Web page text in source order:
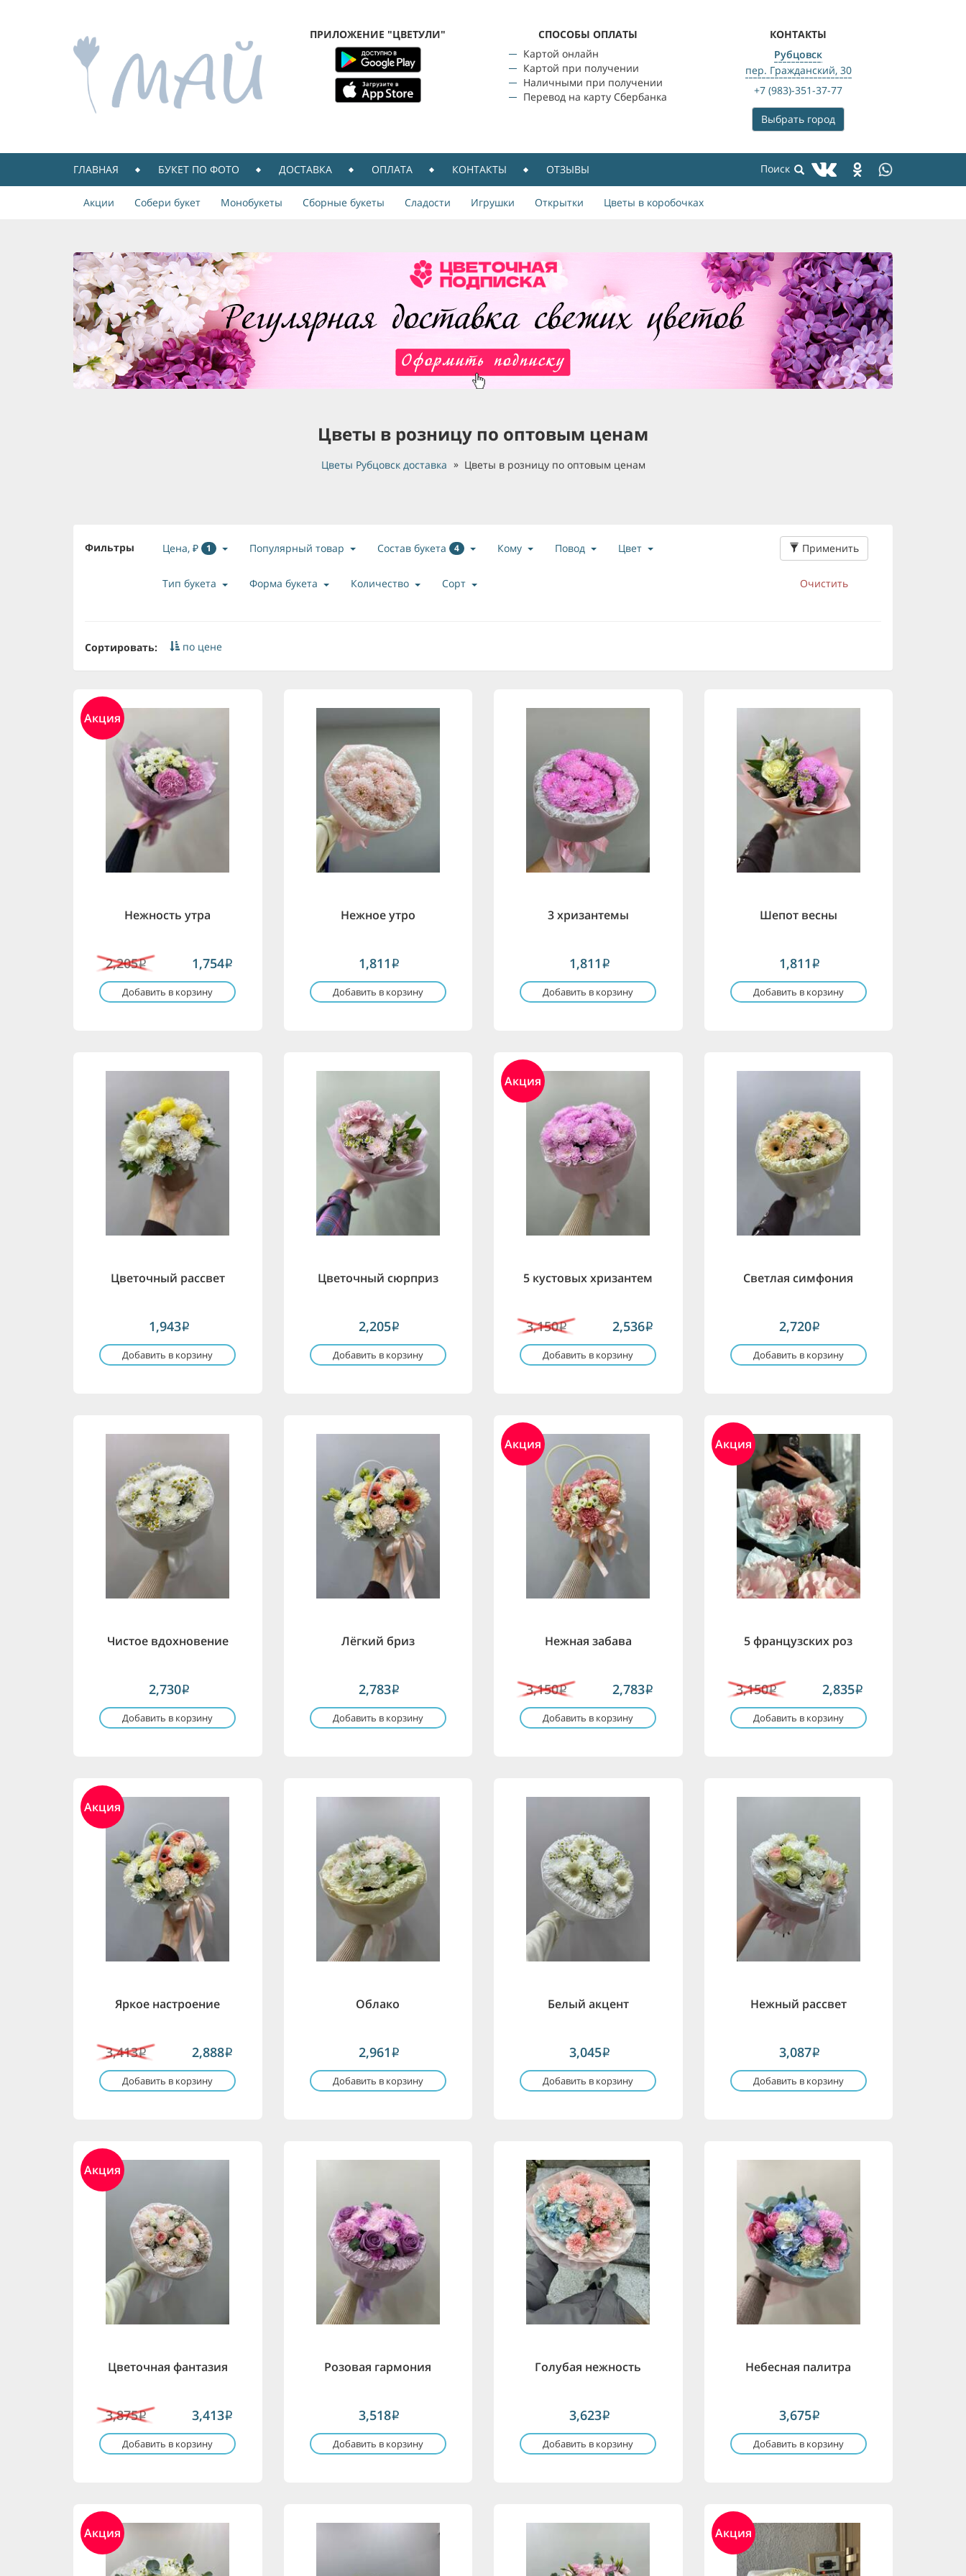
ПРИЛОЖЕНИЕ "ЦВЕТУЛИ"
CПОСОБЫ ОПЛАТЫ
Картой онлайн
Картой при получении
Наличными при получении
Перевод на карту Сбербанка
КОНТАКТЫ
Рубцовск
пер. Гражданский, 30
+7 (983)-351-37-77
Выбрать город
ГЛАВНАЯ БУКЕТ ПО ФОТО ДОСТАВКА ОПЛАТА КОНТАКТЫ ОТЗЫВЫ
Акции Собери букет Монобукеты Сборные букеты Сладости Игрушки Открытки Цветы в коробочках
Цветы в розницу по оптовым ценам
Цветы Рубцовск доставка Цветы в розницу по оптовым ценам
Фильтры Цена, ₽ 1 Популярный товар Состав букета 4 Кому Повод Цвет
Тип букета Форма букета Количество Сорт
Применить
Очистить
Сортировать: по цене
Акция
Нежность утра
2,205i 1,754i
Добавить в корзину
Нежное утро
1,811 i
Добавить в корзину
3 хризантемы
1,811 i
Добавить в корзину
Шепот весны
1,811 i
Добавить в корзину
Цветочный рассвет
1,943i
Добавить в корзину
Цветочный сюрприз
2,205i
Добавить в корзину
Акция
5 кустовых хризантем
3,150i 2,536i
Добавить в корзину
Светлая симфония
2,720i
Добавить в корзину
Чистое вдохновение
2,730i
Добавить в корзину
Лёгкий бриз
2,783i
Добавить в корзину
Акция
Нежная забава
3,150i 2,783i
Добавить в корзину
Акция
5 французских роз
3,150i 2,835i
Добавить в корзину
Акция
Яркое настроение
3,413i 2,888i
Добавить в корзину
Облако
2,961 i
Добавить в корзину
Белый акцент
3,045i
Добавить в корзину
Нежный рассвет
3,087i
Добавить в корзину
Акция
Цветочная фантазия
3,875i 3,413i
Добавить в корзину
Розовая гармония
3,518i
Добавить в корзину
Голубая нежность
3,623i
Добавить в корзину
Небесная палитра
3,675i
Добавить в корзину
Акция Акция